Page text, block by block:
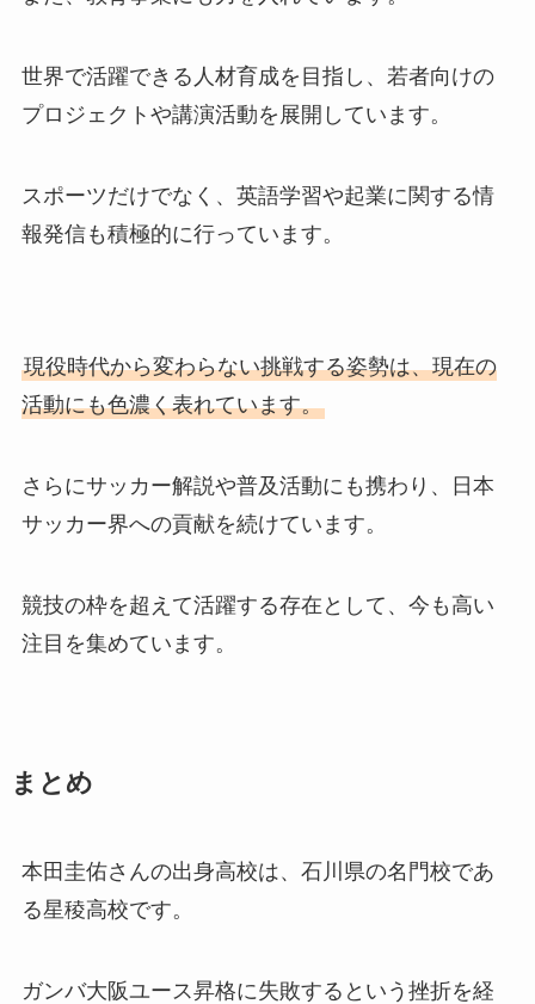
世界で活躍できる人材育成を目指し、若者向けの
プロジェクトや講演活動を展開しています。
スポーツだけでなく、英語学習や起業に関する情
報発信も積極的に行っています。
現役時代から変わらない挑戦する姿勢は、現在の
活動にも色濃く表れています。
さらにサッカー解説や普及活動にも携わり、日本
サッカー界への貢献を続けています。
競技の枠を超えて活躍する存在として、今も高い
注目を集めています。
まとめ
本田圭佑さんの出身高校は、石川県の名門校であ
る星稜高校です。
ガンバ大阪ユース昇格に失敗するという挫折を経